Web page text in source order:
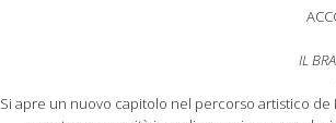
IL
Si apre un nuovo capitolo nel percorso artistico